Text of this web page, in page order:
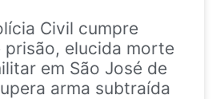
Civil cumpre
prisão, elucida morte
em São José de
arma subtraída